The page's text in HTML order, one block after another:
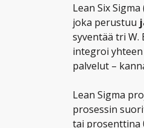
Lean Six
joka perustuu
syventää tri W.
integroi
palvelut –
Lean Sigma
prosessin
tai prosenttina